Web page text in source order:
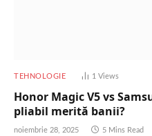
TEHNOLOGIE 1 Views
Honor Magic V5 vs
pliabil merită banii?
noiembrie 28, 2025 5 Mins Read